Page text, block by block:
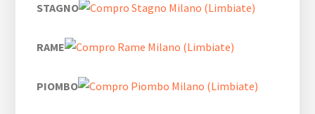
STAGNO
RAME
PIOMBO